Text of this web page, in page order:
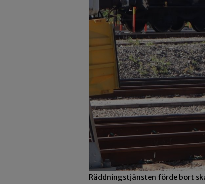
Räddningstjänsten förde bort